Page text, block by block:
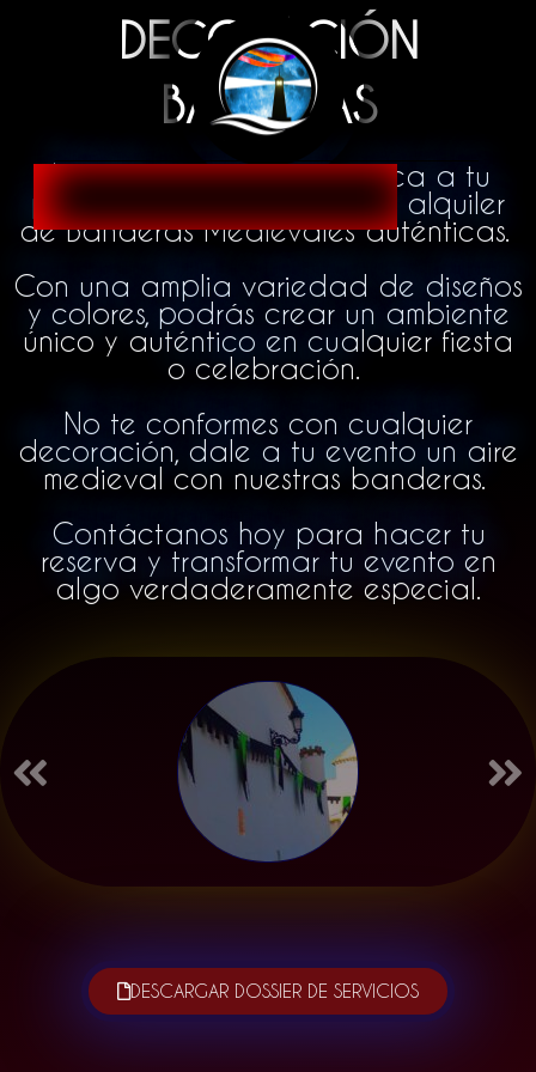
DECORACIÓN
BANDERAS
Agrega un toque de época a tu
próximo evento con nuestro alquiler
de Banderas Medievales auténticas.
Con una amplia variedad de diseños
y colores, podrás crear un ambiente
único y auténtico en cualquier fiesta
o celebración.
No te conformes con cualquier
decoración, dale a tu evento un aire
medieval con nuestras banderas.
Contáctanos hoy para hacer tu
reserva y transformar tu evento en
algo verdaderamente especial.
DESCARGAR DOSSIER DE SERVICIOS